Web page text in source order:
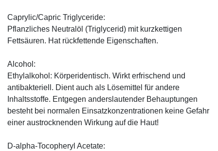
Caprylic/Capric Triglyceride:
Pflanzliches Neutralöl (Triglycerid) mit kurzkettigen
Fettsäuren. Hat rückfettende Eigenschaften.
Alcohol:
Ethylalkohol: Körperidentisch. Wirkt erfrischend und
antibakteriell. Dient auch als Lösemittel für andere
Inhaltsstoffe. Entgegen anderslautender Behauptungen
besteht bei normalen Einsatzkonzentrationen keine Gefahr
einer austrocknenden Wirkung auf die Haut!
D-alpha-Tocopheryl Acetate: